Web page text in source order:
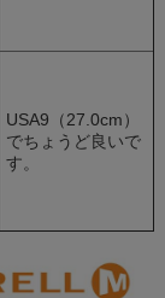
USA9（27.0cm）
でちょうど良いで
す。